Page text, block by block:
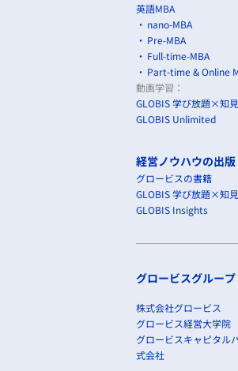
英語MBA
nano-MBA
Pre-MBA
Full-time-MBA
Part-time & Online
動画学習：
GLOBIS 学び放題×知
GLOBIS Unlimited
経営ノウハウの出
グロービスの書籍
GLOBIS 学び放題×知
GLOBIS Insights
グロービスグループ
株式会社グロービス
グロービス経営大学院
グロービスキャピタル
式会社